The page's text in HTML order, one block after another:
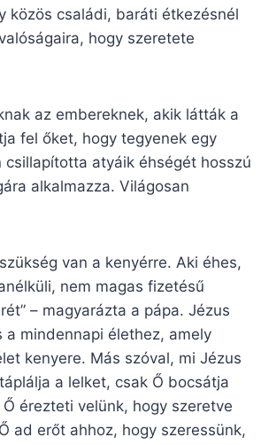
közös családi, baráti étkezésnél
hogy szeretete
az embereknek, akik látták a
fel őket, hogy tegyenek egy
csillapította atyáik éhségét hosszú
alkalmazza. Világosan
van a kenyérre. Aki éhes,
nem magas fizetésű
– magyarázta a pápa. Jézus
mindennapi élethez, amely
kenyere. Más szóval, mi Jézus
a lelket, csak Ő bocsátja
érezteti velünk, hogy szeretve
ad erőt ahhoz, hogy szeressünk,